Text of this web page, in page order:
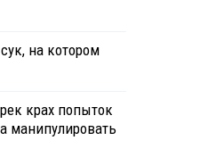
на котором
крах попыток
манипулировать